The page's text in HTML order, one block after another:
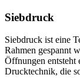
Siebdruck
Siebdruck ist eine
Rahmen gespannt
Öffnungen entsteht
Drucktechnik, die